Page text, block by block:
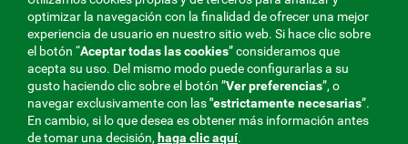
共
同
基
金
MENÚ
REDES
optimizar la navegación con la finalidad de ofrecer una mejor
experiencia de usuario en nuestro sitio web. Si hace clic sobre
el botón “Aceptar todas las cookies” consideramos que
acepta su uso. Del mismo modo puede configurarlas a su
gusto haciendo clic sobre el botón ”Ver preferencias”, o
navegar exclusivamente con las"estrictamentenecesarias”.
En cambio, si lo que desea es obtener más información antes
de tomar una decisión, haga clic aquí.